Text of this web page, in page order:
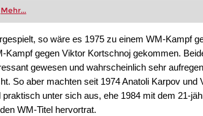
Mehr...
so wäre es 1975 zu einem WM-Kampf
Kampf gegen Viktor Kortschnoj gekommen.
gewesen und wahrscheinlich sehr
So aber machten seit 1974 Anatoli Karpov
praktisch unter sich aus, ehe 1984 mit dem 21-
WM-Titel hervortrat.